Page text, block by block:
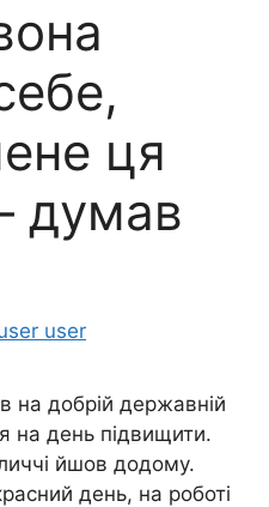
ця
думав
user
на добрій державній
на день підвищити.
йшов додому.
день, на роботі